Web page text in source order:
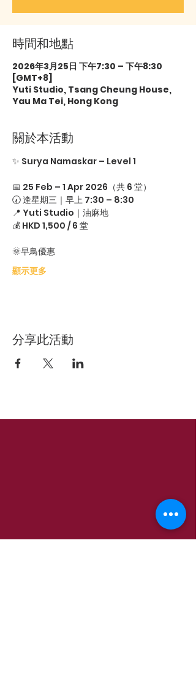
時間和地點
2026年3月25日 下午7:30 – 下午8:30
[GMT+8]
Yuti Studio, Tsang Cheung House,
Yau Ma Tei, Hong Kong
關於本活動
✨ Surya Namaskar – Level 1
📅 25 Feb – 1 Apr 2026（共 6 堂）
🕢 逢星期三｜早上 7:30 – 8:30
📍 Yuti Studio｜油麻地
💰 HKD 1,500 / 6 堂
🌞早鳥優惠
顯示更多
分享此活動